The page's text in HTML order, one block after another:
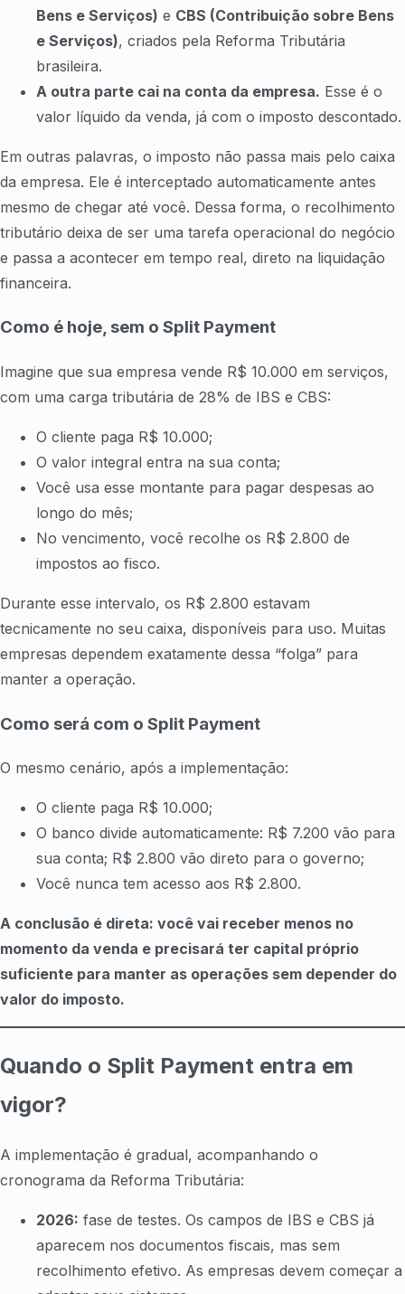
Bens e Serviços) e CBS (Contribuição sobre Bens
e Serviços), criados pela Reforma Tributária
brasileira.
A outra parte cai na conta da empresa. Esse é o
valor líquido da venda, já com o imposto descontado.
Em outras palavras, o imposto não passa mais pelo caixa
da empresa. Ele é interceptado automaticamente antes
mesmo de chegar até você. Dessa forma, o recolhimento
tributário deixa de ser uma tarefa operacional do negócio
e passa a acontecer em tempo real, direto na liquidação
financeira.
Como é hoje, sem o Split Payment
Imagine que sua empresa vende R$ 10.000 em serviços,
com uma carga tributária de 28% de IBS e CBS:
O cliente paga R$ 10.000;
O valor integral entra na sua conta;
Você usa esse montante para pagar despesas ao
longo do mês;
No vencimento, você recolhe os R$ 2.800 de
impostos ao fisco.
Durante esse intervalo, os R$ 2.800 estavam
tecnicamente no seu caixa, disponíveis para uso. Muitas
empresas dependem exatamente dessa “folga” para
manter a operação.
Como será com o Split Payment
O mesmo cenário, após a implementação:
O cliente paga R$ 10.000;
O banco divide automaticamente: R$ 7.200 vão para
sua conta; R$ 2.800 vão direto para o governo;
Você nunca tem acesso aos R$ 2.800.
A conclusão é direta: você vai receber menos no
momento da venda e precisará ter capital próprio
suficiente para manter as operações sem depender do
valor do imposto.
Quando o Split Payment entra em
vigor?
A implementação é gradual, acompanhando o
cronograma da Reforma Tributária:
2026: fase de testes. Os campos de IBS e CBS já
aparecem nos documentos fiscais, mas sem
recolhimento efetivo. As empresas devem começar a